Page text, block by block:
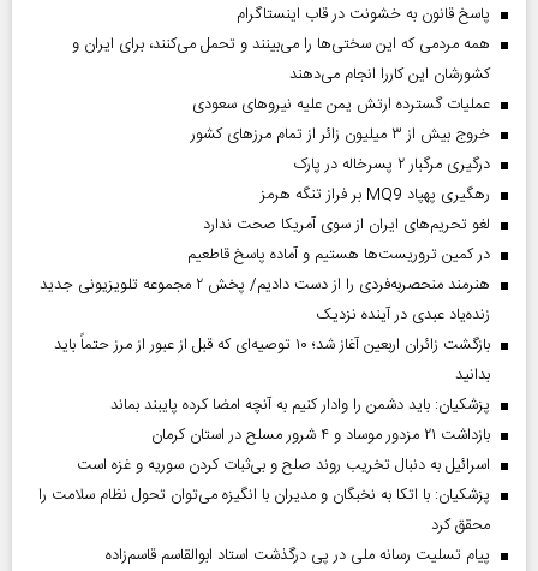
پاسخ قانون به خشونت در قاب اینستاگرام
همه مردمی که این سختی‌ها را می‌بینند و تحمل می‌کنند، برای ایران و
کشورشان این کاررا انجام می‌دهند
عملیات گسترده ارتش یمن علیه نیروهای سعودی
خروج بیش از ۳ میلیون زائر از تمام مرز‌های کشور
درگیری مرگبار ۲ پسرخاله در پارک
رهگیری پهپاد MQ9 بر فراز تنگه هرمز
لغو تحریم‌های ایران از سوی آمریکا صحت ندارد
در کمین تروریست‌ها هستیم و آماده پاسخ قاطعیم
هنرمند منحصر‌به‌فردی را از دست دادیم/ پخش ۲ مجموعه تلویزیونی جدید
زنده‌یاد عبدی در آینده نزدیک
بازگشت زائران اربعین آغاز شد؛ ۱۰ توصیه‌ای که قبل از عبور از مرز حتماً باید
بدانید
پزشکیان: باید دشمن را وادار کنیم به آنچه امضا کرده پایبند بماند
بازداشت ۲۱ مزدور موساد و ۴ شرور مسلح در استان کرمان
اسرائیل به دنبال تخریب روند صلح و بی‌ثبات کردن سوریه و غزه است
پزشکیان: با اتکا به نخبگان و مدیران با انگیزه می‌توان تحول نظام سلامت را
محقق کرد
پیام تسلیت رسانه ملی در پی درگذشت استاد ابوالقاسم قاسم‌زاده